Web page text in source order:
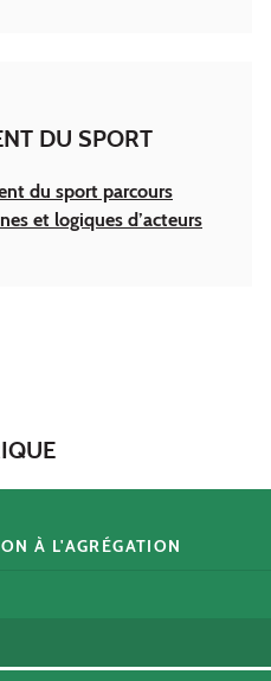
DU SPORT
du sport parcours
et logiques d’acteurs
À L'AGRÉGATION